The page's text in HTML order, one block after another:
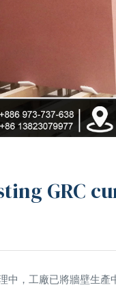
GRC
，工廠已將牆壁生